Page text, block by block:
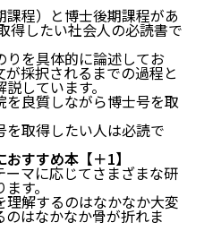
程）と博士後期課程があ
得したい社会人の必読書で
を具体的に論述してお
採択されるまでの過程と
しています。
良質しながら博士号を取
取得したい人は必読で
すすめ本【＋1】
マに応じてさまざまな研
す。
解するのはなかなか大変
はなかなか骨が折れま
れる